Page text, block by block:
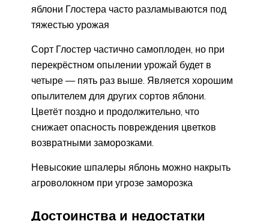
яблони Глостера часто разламываются под
тяжестью урожая
Сорт Глостер частично самоплоден, но при
перекрёстном опылении урожай будет в
четыре — пять раз выше. Является хорошим
опылителем для других сортов яблони.
Цветёт поздно и продолжительно, что
снижает опасность повреждения цветков
возвратными заморозками.
Невысокие шпалеры яблонь можно накрыть
агроволокном при угрозе заморозка
Достоинства и недостатки